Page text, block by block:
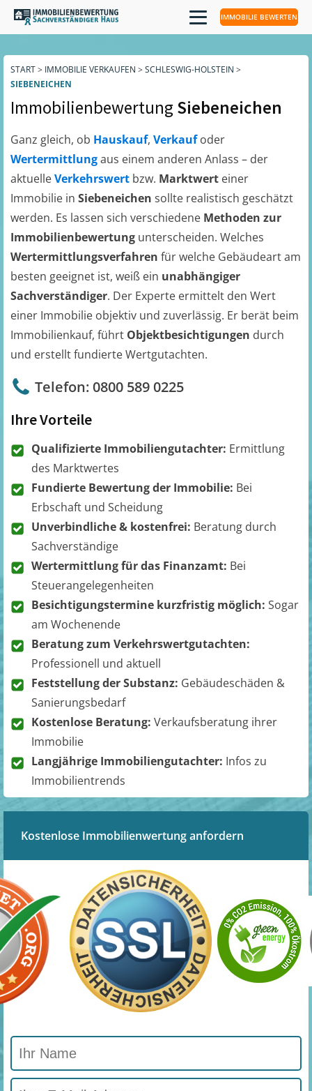
IMMOBILIE BEWERTEN
START> IMMOBILIE VERKAUFEN > SCHLESWIG-HOLSTEIN >
SIEBENEICHEN
ImmobilienbewertungSiebeneichen
Ganz gleich, ob Hauskauf, Verkaufoder
Wertermittlungaus einem anderen Anlass – der
aktuelleVerkehrswert bzw. Marktwert einer
Immobilie in Siebeneichen sollte realistisch geschätzt
werden. Es lassen sich verschiedene Methoden zur
Immobilienbewertung unterscheiden. Welches
Wertermittlungsverfahren für welche Gebäudeart am
besten geeignet ist, weiß ein unabhängiger
Sachverständiger. Der Experte ermittelt den Wert
einer Immobilie objektiv und zuverlässig. Er berät beim
Immobilienkauf, führt Objektbesichtigungen durch
und erstellt fundierte Wertgutachten.
Telefon: 0800 589 0225
Ihre Vorteile
Qualifizierte Immobiliengutachter: Ermittlung
des Marktwertes
Fundierte Bewertung der Immobilie: Bei
Erbschaft und Scheidung
Unverbindliche & kostenfrei: Beratung durch
Sachverständige
Wertermittlung für das Finanzamt: Bei
Steuerangelegenheiten
Besichtigungstermine kurzfristig möglich: Sogar
am Wochenende
Beratung zum Verkehrswertgutachten:
Professionell und aktuell
Feststellung der Substanz: Gebäudeschäden &
Sanierungsbedarf
Kostenlose Beratung: Verkaufsberatung ihrer
Immobilie
Langjährige Immobiliengutachter: Infos zu
Immobilientrends
Kostenlose Immobilienwertung anfordern